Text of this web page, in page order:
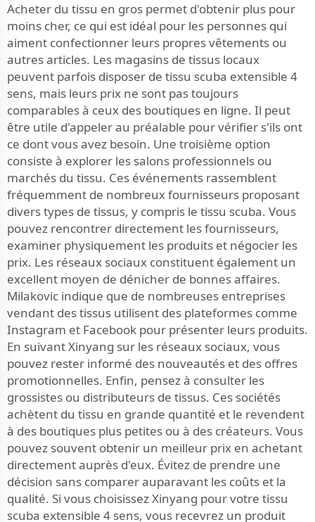
Acheter du tissu en gros permet d'obtenir plus pour
moins cher, ce qui est idéal pour les personnes qui
aiment confectionner leurs propres vêtements ou
autres articles. Les magasins de tissus locaux
peuvent parfois disposer de tissu scuba extensible 4
sens, mais leurs prix ne sont pas toujours
comparables à ceux des boutiques en ligne. Il peut
être utile d'appeler au préalable pour vérifier s'ils ont
ce dont vous avez besoin. Une troisième option
consiste à explorer les salons professionnels ou
marchés du tissu. Ces événements rassemblent
fréquemment de nombreux fournisseurs proposant
divers types de tissus, y compris le tissu scuba. Vous
pouvez rencontrer directement les fournisseurs,
examiner physiquement les produits et négocier les
prix. Les réseaux sociaux constituent également un
excellent moyen de dénicher de bonnes affaires.
Milakovic indique que de nombreuses entreprises
vendant des tissus utilisent des plateformes comme
Instagram et Facebook pour présenter leurs produits.
En suivant Xinyang sur les réseaux sociaux, vous
pouvez rester informé des nouveautés et des offres
promotionnelles. Enfin, pensez à consulter les
grossistes ou distributeurs de tissus. Ces sociétés
achètent du tissu en grande quantité et le revendent
à des boutiques plus petites ou à des créateurs. Vous
pouvez souvent obtenir un meilleur prix en achetant
directement auprès d'eux. Évitez de prendre une
décision sans comparer auparavant les coûts et la
qualité. Si vous choisissez Xinyang pour votre tissu
scuba extensible 4 sens, vous recevrez un produit